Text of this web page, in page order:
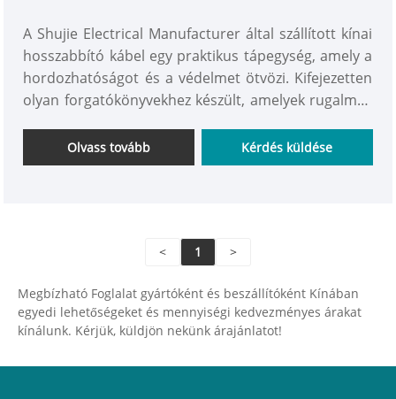
A Shujie Electrical Manufacturer által szállított kínai
hosszabbító kábel egy praktikus tápegység, amely a
hordozhatóságot és a védelmet ötvözi. Kifejezetten
olyan forgatókönyvekhez készült, amelyek rugalmas
szerkezete és védőburkolata felhajtható burkolattal
rendelkezik, amely nemcsak hatékonyan védi meg a
Olvass tovább Kérdés küldése
< 1 >
Megbízható Foglalat gyártóként és beszállítóként Kínában
egyedi lehetőségeket és mennyiségi kedvezményes árakat
kínálunk. Kérjük, küldjön nekünk árajánlatot!